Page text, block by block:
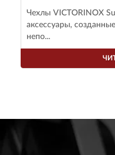
Чехлы VICTORINOX
аксессуары,
непо...